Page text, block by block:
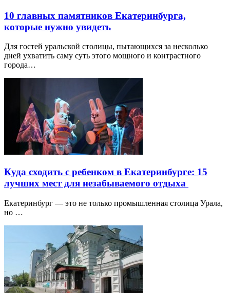
10 главных памятников Екатеринбурга,
которые нужно увидеть
Для гостей уральской столицы, пытающихся за несколько
дней ухватить саму суть этого мощного и контрастного
города…
Куда сходить с ребенком в Екатеринбурге: 15
лучших мест для незабываемого отдыха
Екатеринбург — это не только промышленная столица Урала,
но …